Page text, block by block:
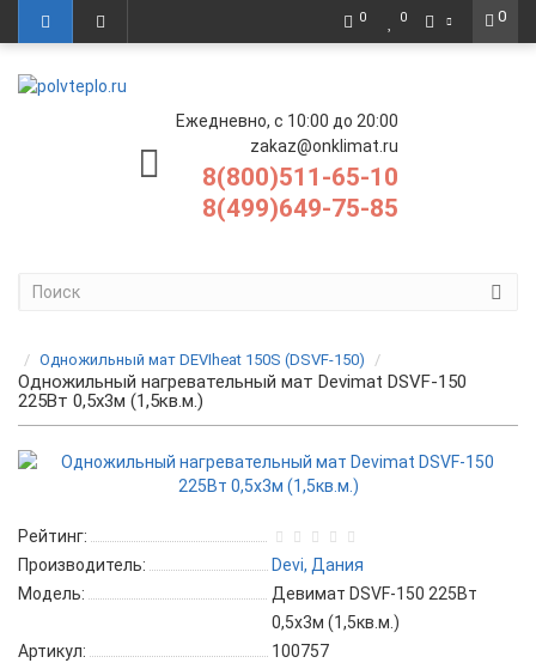
0
0 0
Ежедневно, с 10:00 до 20:00
zakaz@onklimat.ru
8(800)511-65-10
8(499)649-75-85
Одножильный мат DEVIheat 150S (DSVF-150)
Одножильный нагревательный мат Devimat DSVF-150
225Вт 0,5x3м (1,5кв.м.)
Рейтинг:
Производитель:
Devi, Дания
Модель:
Девимат DSVF-150 225Вт
0,5x3м (1,5кв.м.)
Артикул:
100757